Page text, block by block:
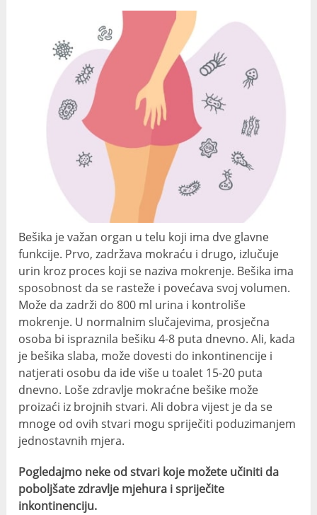
Bešika je važan organ u telu koji ima dve glavne
funkcije. Prvo, zadržava mokraću i drugo, izlučuje
urin kroz proces koji se naziva mokrenje. Bešika ima
sposobnost da se rasteže i povećava svoj volumen.
Može da zadrži do 800 ml urina i kontroliše
mokrenje. U normalnim slučajevima, prosječna
osoba bi ispraznila bešiku 4-8 puta dnevno. Ali, kada
je bešika slaba, može dovesti do inkontinencije i
natjerati osobu da ide više u toalet 15-20 puta
dnevno. Loše zdravlje mokraćne bešike može
proizaći iz brojnih stvari. Ali dobra vijest je da se
mnoge od ovih stvari mogu spriječiti poduzimanjem
jednostavnih mjera.
Pogledajmo neke od stvari koje možete učiniti da
poboljšate zdravlje mjehura i spriječite
inkontinenciju.